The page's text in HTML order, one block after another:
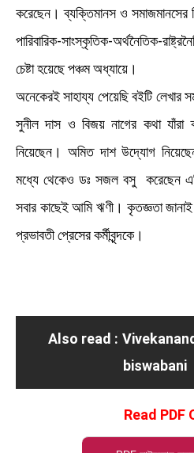
করেছেন। ব্যক্তিমানস ও সমাজমানসের
পারিবারিক-সাংস্কৃতিক-অর্থনৈতিক-
চেষ্টা হয়েছে পঞ্চম অধ্যায়ে।
অনেকেরই সাহায্য পেয়েছি বইটি
সুনীল দাস ও বিজয় নাগের কথা যাঁরা
নিয়েছেন। অমিত দাশ উদ্যোগ
মধ্যে থেকেও ডঃ সজল বসু করেছেন
সবার কাছেই আমি ঋণী। কৃতজ্ঞতা
প্রভাবতী প্রেসের কর্মীবৃন্দকে।
Also read :
biswabani
Read PDF